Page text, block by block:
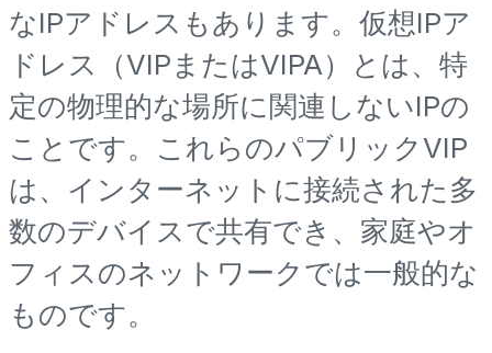
なIPアドレスもあります。仮想IPア
ドレス（VIPまたはVIPA）とは、特
定の物理的な場所に関連しないIPの
ことです。これらのパブリックVIP
は、インターネットに接続された多
数のデバイスで共有でき、家庭やオ
フィスのネットワークでは一般的な
ものです。